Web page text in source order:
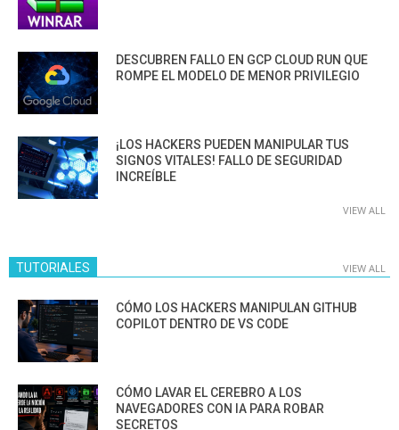
DESCUBREN FALLO EN GCP CLOUD RUN QUE
ROMPE EL MODELO DE MENOR PRIVILEGIO
¡LOS HACKERS PUEDEN MANIPULAR TUS
SIGNOS VITALES! FALLO DE SEGURIDAD
INCREÍBLE
VIEW ALL
TUTORIALES VIEW ALL
CÓMO LOS HACKERS MANIPULAN GITHUB
COPILOT DENTRO DE VS CODE
CÓMO LAVAR EL CEREBRO A LOS
NAVEGADORES CON IA PARA ROBAR
SECRETOS